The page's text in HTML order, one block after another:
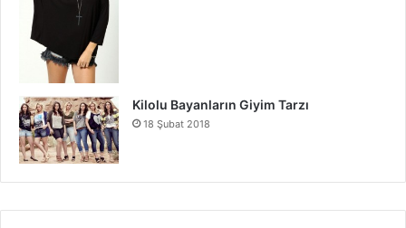
Kilolu Bayanların Giyim Tarzı
18 Şubat 2018